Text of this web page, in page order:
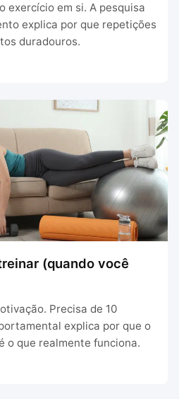
exercício em si. A pesquisa
explica por que repetições
duradouros.
(quando você
Precisa de 10
explica por que o
o que realmente funciona.